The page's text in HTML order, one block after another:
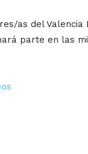
as del Valencia
parte en las